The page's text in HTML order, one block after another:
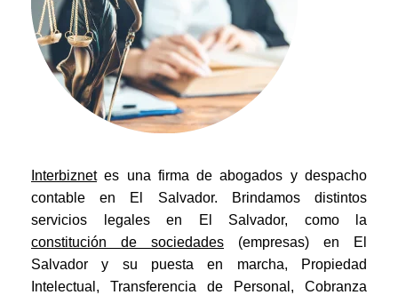
Interbiznetes una firma de abogados y despacho
contable en El Salvador. Brindamos distintos
servicios legales en El Salvador, como la
constitución de sociedades (empresas) en El
Salvador y su puesta en marcha, Propiedad
Intelectual, Transferencia de Personal, Cobranza